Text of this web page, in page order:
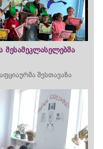
მესამეკლასელებმა
შესთავაზა